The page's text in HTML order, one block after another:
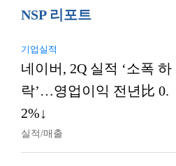
NSP 리포트
기업실적
네이버, 2Q 실적 ‘소폭 하
락’…영업이익 전년比 0.
2%↓
실적/매출